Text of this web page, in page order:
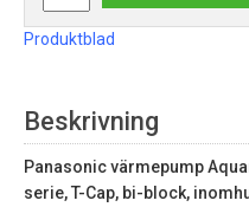
Produktblad
Beskrivning
Panasonic värmepump
serie, T-Cap, bi-block,